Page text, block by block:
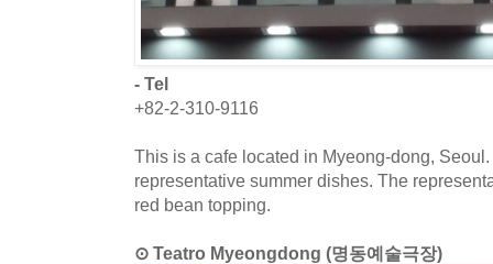
- Tel
+82-2-310-9116
This is a cafe located in Myeong-dong, Seoul.
representative summer dishes. The
red bean topping.
⊙ Teatro Myeongdong (명동예술극장)